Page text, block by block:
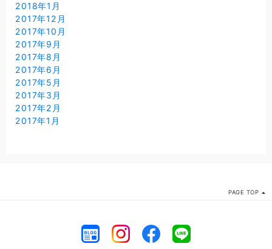
2018年1月
2017年12月
2017年10月
2017年9月
2017年8月
2017年6月
2017年5月
2017年3月
2017年2月
2017年1月
PAGE TOP